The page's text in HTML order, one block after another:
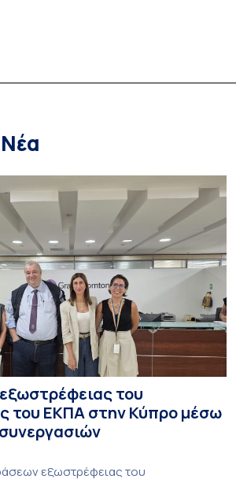
του
του ΕΚΠΑ στην Κύπρο μέσω
εξωστρέφειας του